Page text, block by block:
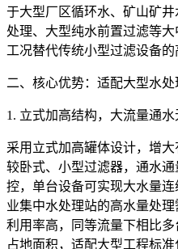
于大型厂区循环水、矿山矿
处理、大型纯水前置过滤等
工况替代传统小型过滤设备的
二、核心优势：适配大型水
1. 立式加高结构，大流量通水
采用立式加高罐体设计，增
较卧式、小型过滤器，通水
控，单台设备可实现大水量
业集中水处理站的高水量处
利用率高，同等流量下相比
占地面积，适配大型工程标准